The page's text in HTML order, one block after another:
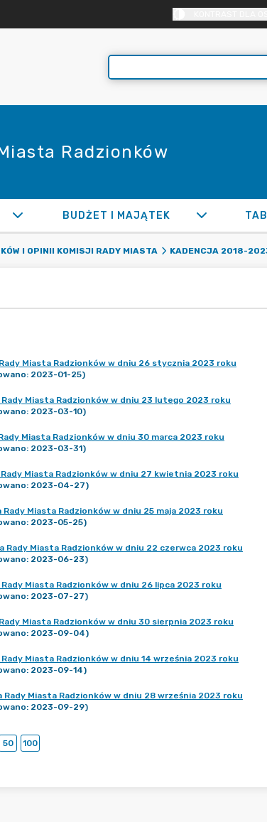
Radzionków
BUDŻET I MAJĄTEK
I OPINII KOMISJI RADY MIASTA KADENCJA 2018-
Miasta Radzionków w dniu 26 stycznia 2023 roku
2023-01-25)
Rady Miasta Radzionków w dniu 23 lutego 2023 roku
2023-03-10)
Miasta Radzionków w dniu 30 marca 2023 roku
2023-03-31)
Rady Miasta Radzionków w dniu 27 kwietnia 2023 roku
2023-04-27)
Rady Miasta Radzionków w dniu 25 maja 2023 roku
2023-05-25)
Rady Miasta Radzionków w dniu 22 czerwca 2023 roku
2023-06-23)
Rady Miasta Radzionków w dniu 26 lipca 2023 roku
2023-07-27)
Miasta Radzionków w dniu 30 sierpnia 2023 roku
2023-09-04)
Rady Miasta Radzionków w dniu 14 września 2023 roku
2023-09-14)
Rady Miasta Radzionków w dniu 28 września 2023 roku
2023-09-29)
50 100